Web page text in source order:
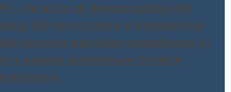
– Incarico di Responsabile del
di Prevenzione e Protezione
tecnica gratuita: sopralluogo in
e parere preliminare tramite